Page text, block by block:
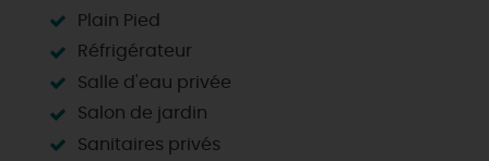
Plain Pied
Réfrigérateur
Salle d'eau privée
Salon de jardin
Sanitaires privés